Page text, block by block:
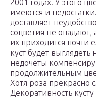
2001 годах. У этого
имеются и
доставляет
соцветия не опадают,
их приходится почти
куст будет
недочеты
продолжительным
Хотя роза прекрасно
Декоративность